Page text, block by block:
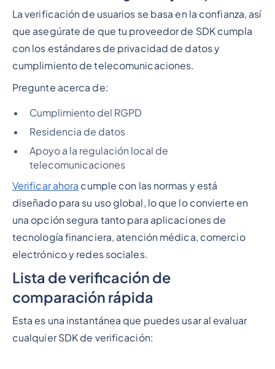
La verificación de usuarios se basa en la confianza, así
que asegúrate de que tu proveedor de SDK cumpla
con los estándares de privacidad de datos y
cumplimiento de telecomunicaciones.
Pregunte acerca de:
Cumplimiento del RGPD
Residencia de datos
Apoyo a la regulación local de
telecomunicaciones
Verificar ahora cumple con las normas y está
diseñado para su uso global, lo que lo convierte en
una opción segura tanto para aplicaciones de
tecnología financiera, atención médica, comercio
electrónico y redes sociales.
Lista de verificación de
comparación rápida
Esta es una instantánea que puedes usar al evaluar
cualquier SDK de verificación: